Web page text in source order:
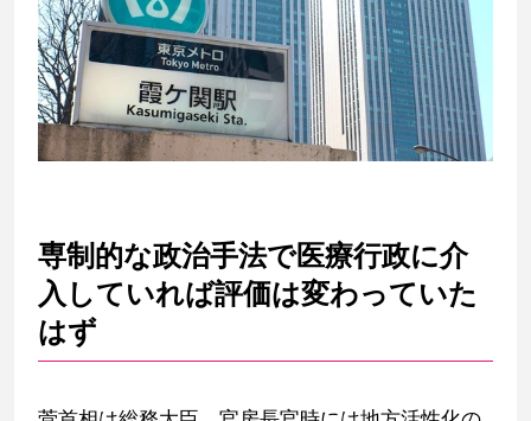
専制的な政治手法で医療行政に介
入していれば評価は変わっていた
はず